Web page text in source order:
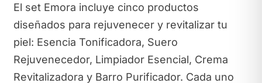
El set Emora incluye cinco productos
diseñados para rejuvenecer y revitalizar tu
piel: Esencia Tonificadora, Suero
Rejuvenecedor, Limpiador Esencial, Crema
Revitalizadora y Barro Purificador. Cada uno